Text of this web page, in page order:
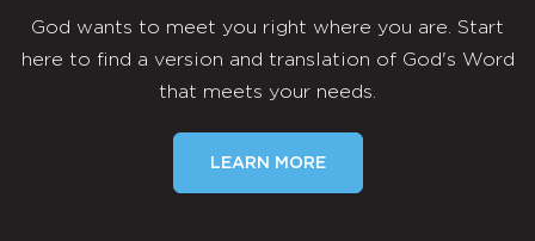
God wants to meet you right where you are. Start
here to find a version and translation of God's Word
that meets your needs.
LEARN MORE